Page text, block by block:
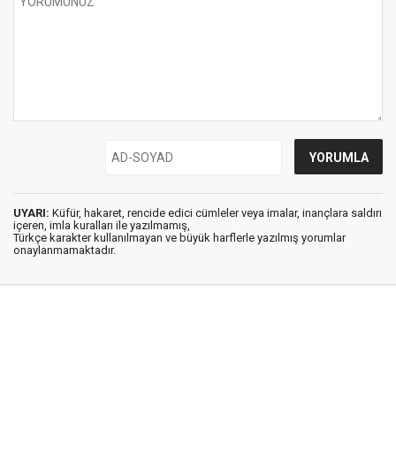
UYARI: Küfür, hakaret, rencide edici cümleler veya imalar, inançlara saldırı
içeren, imla kuralları ile yazılmamış,
Türkçe karakter kullanılmayan ve büyük harflerle yazılmış yorumlar
onaylanmamaktadır.